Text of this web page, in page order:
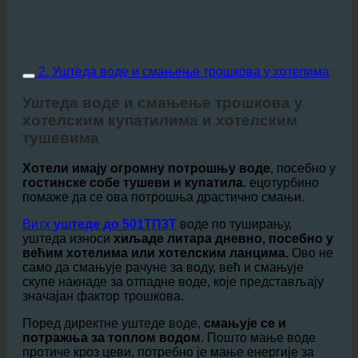
2. Уштеда воде и смањење трошкова у хотелима
Уштеда воде и смањење трошкова у
тушевима
Хотели имају огромну потрошњу воде, посебно у
гостинске собе тушеви и купатила.ецотурбино
помаже да се ова потрошња драстично смањи.
Витхуштеде до 501ТП3Тводе по туширању,
уштеда износихиљаде литара дневно, посебно у
већим хотелима или хотелским ланцима.Ово не
само да смањује рачуне за воду, већ и смањује
скупе накнаде за отпадне воде, које представљају
значајан фактор трошкова.